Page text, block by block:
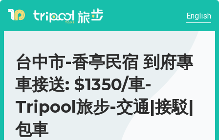
English
台中市-香亭民宿 到府專
車接送: $1350/車-
Tripool旅步-交通|接駁|
包車